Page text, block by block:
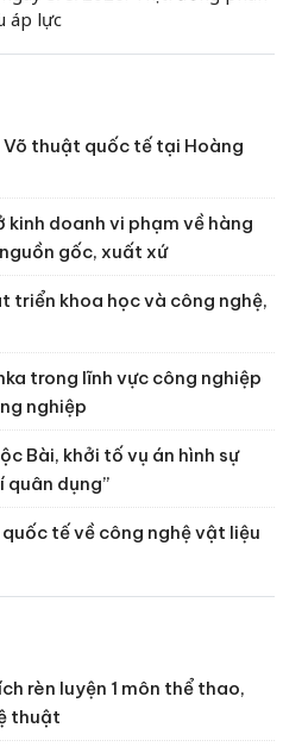
áp lực
thuật quốc tế tại Hoàng
kinh doanh vi phạm về hàng
gốc, xuất xứ
triển khoa học và công nghệ,
trong lĩnh vực công nghiệp
nghiệp
Bài, khởi tố vụ án hình sự
quân dụng”
tế về công nghệ vật liệu
rèn luyện 1 môn thể thao,
thuật